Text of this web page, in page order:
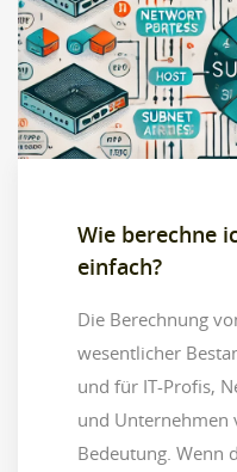
Wie berechne
einfach?
Die Berechnung
wesentlicher
und für IT-Profis,
und Unternehmen
Bedeutung. Wenn